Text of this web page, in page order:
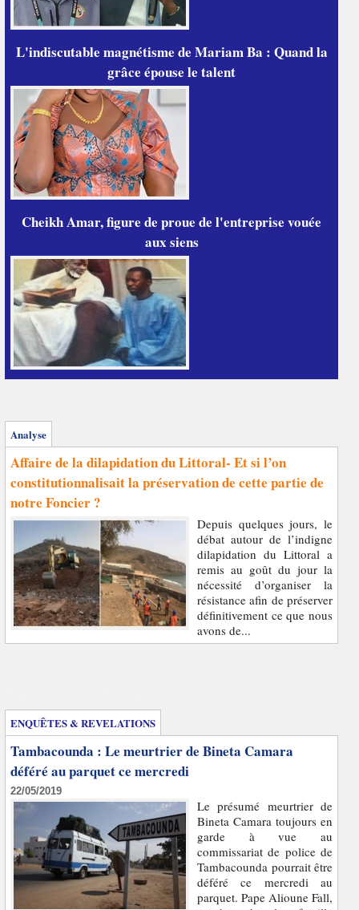
L'indiscutable magnétisme de Mariam Ba : Quand la
grâce épouse le talent
Cheikh Amar, figure de proue de l'entreprise vouée
aux siens
Analyse
Affaire de la dilapidation du Littoral- Et si l’on
constitutionnalisait la préservation de cette partie de
notre Foncier ?
Depuis quelques jours, le
débat autour de l’indigne
dilapidation du Littoral a
remis au goût du jour la
nécessité d’organiser la
résistance afin de préserver
définitivement ce que nous
avons de...
ENQUÊTES & REVELATIONS
Tambacounda : Le meurtrier de Bineta Camara
déféré au parquet ce mercredi
22/05/2019
Le présumé meurtrier de
Bineta Camara toujours en
garde à vue au
commissariat de police de
Tambacounda pourrait être
déféré ce mercredi au
parquet. Pape Alioune Fall,